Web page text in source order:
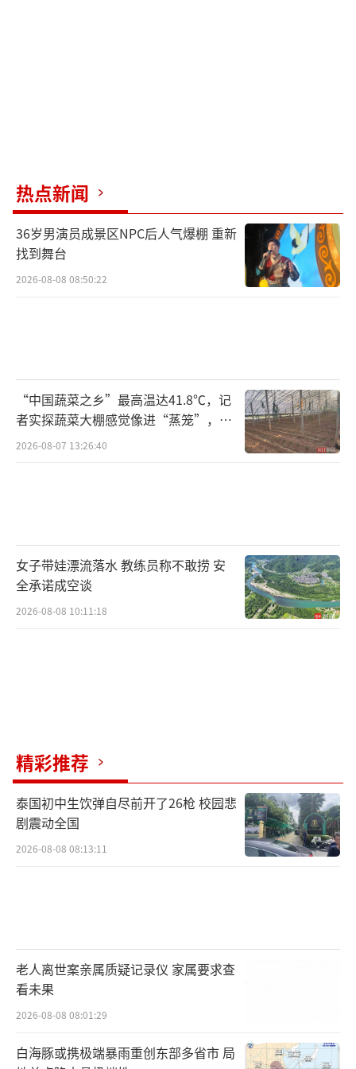
热点新闻
36岁男演员成景区NPC后人气爆棚 重新
找到舞台
2026-08-08 08:50:22
“中国蔬菜之乡”最高温达41.8℃，记
者实探蔬菜大棚感觉像进“蒸笼”，有
村民称只能凌晨两点起来干活
2026-08-07 13:26:40
女子带娃漂流落水 教练员称不敢捞 安
全承诺成空谈
2026-08-08 10:11:18
精彩推荐
泰国初中生饮弹自尽前开了26枪 校园悲
剧震动全国
2026-08-08 08:13:11
老人离世案亲属质疑记录仪 家属要求查
看未果
2026-08-08 08:01:29
白海豚或携极端暴雨重创东部多省市 局